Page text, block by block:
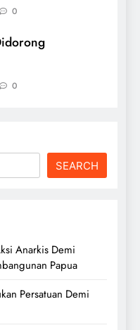
0
0
SEARCH
Anarkis Demi
Papua
Persatuan Demi